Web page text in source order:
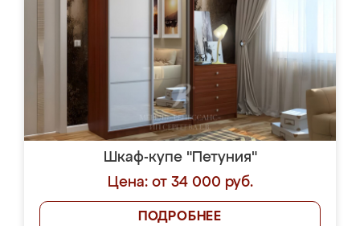
Шкаф-купе "Петуния"
Цена: от 34 000 руб.
ПОДРОБНЕЕ